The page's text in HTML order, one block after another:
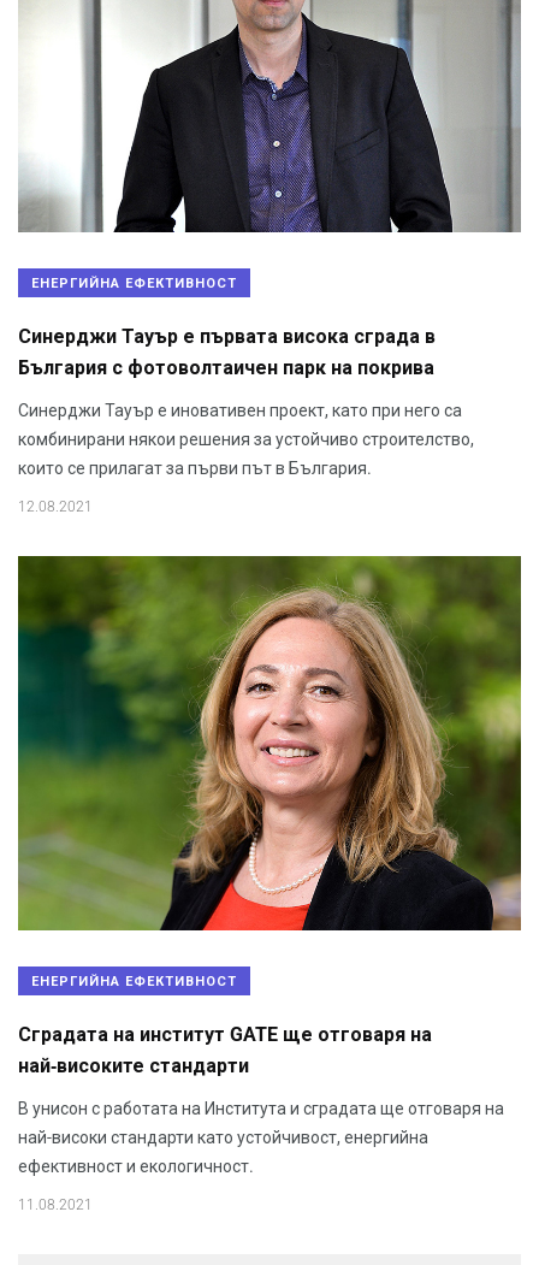
ЕНЕРГИЙНА ЕФЕКТИВНОСТ
Синерджи Тауър е първата висока сграда в
България с фотоволтаичен парк на покрива
Синерджи Тауър е иновативен проект, като при него са
комбинирани някои решения за устойчиво строителство,
които се прилагат за първи път в България.
12.08.2021
ЕНЕРГИЙНА ЕФЕКТИВНОСТ
Сградата на институт GATE ще отговаря на
най‑високите стандарти
В унисон с работата на Института и сградата ще отговаря на
най-високи стандарти като устойчивост, енергийна
ефективност и екологичност.
11.08.2021